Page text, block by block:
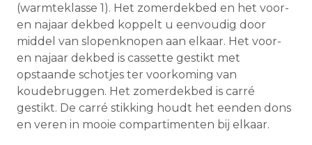
(warmteklasse 1). Het zomerdekbed en het voor-
en najaar dekbed koppelt u eenvoudig door
middel van slopenknopen aan elkaar. Het voor-
en najaar dekbed is cassette gestikt met
opstaande schotjes ter voorkoming van
koudebruggen. Het zomerdekbed is carré
gestikt. De carré stikking houdt het eenden dons
en veren in mooie compartimenten bij elkaar.